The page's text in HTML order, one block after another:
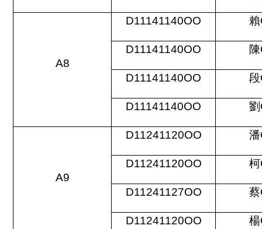
A8
D11141140OO 賴
D11141140OO 陳
D11141140OO 段
D11141140OO 劉
A9
D11241120OO 潘
D11241120OO 柯
D11241127OO 蔡
D11241120OO 楊